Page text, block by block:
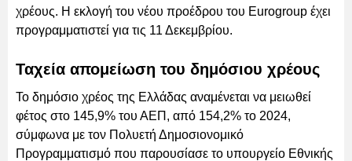
χρέους. Η εκλογή του νέου προέδρου του Eurogroup έχει
προγραμματιστεί για τις 11 Δεκεμβρίου.
Ταχεία απομείωση του δημόσιου χρέους
Το δημόσιο χρέος της Ελλάδας αναμένεται να μειωθεί
φέτος στο 145,9% του ΑΕΠ, από 154,2% το 2024,
σύμφωνα με τον Πολυετή Δημοσιονομικό
Προγραμματισμό που παρουσίασε το υπουργείο Εθνικής